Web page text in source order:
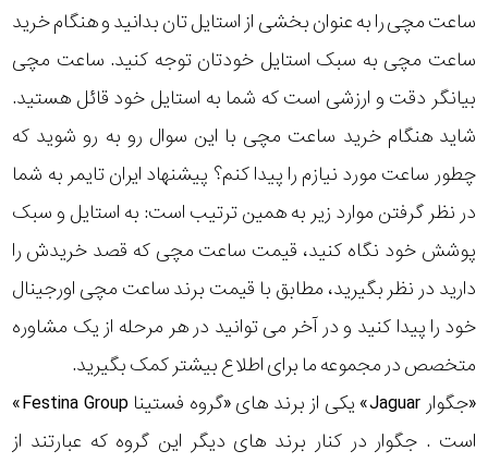
ساعت مچی را به عنوان بخشی از استایل تان بدانید و هنگام خرید
ساعت مچی به سبک استایل خودتان توجه کنید. ساعت مچی
بیانگر دقت و ارزشی است که شما به استایل خود قائل هستید.
شاید هنگام خرید ساعت مچی با این سوال رو به رو شوید که
چطور ساعت مورد نیازم را پیدا کنم؟ پیشنهاد ایران تایمر به شما
در نظر گرفتن موارد زیر به همین ترتیب است: به استایل و سبک
پوشش خود نگاه کنید، قیمت ساعت مچی که قصد خریدش را
دارید در نظر بگیرید، مطابق با قیمت برند ساعت مچی اورجینال
خود را پیدا کنید و در آخر می توانید در هر مرحله از یک مشاوره
متخصص در مجموعه ما برای اطلاع بیشتر کمک بگیرید.
«جگوار Jaguar» یکی از برند های «گروه فستینا Festina Group»
است . جگوار در کنار برند های دیگر این گروه که عبارتند از
لیکوپر
آدیداس
متی
مازراتی
نمایش
استایل
محدوده
عرض
طرح
بند
طرح